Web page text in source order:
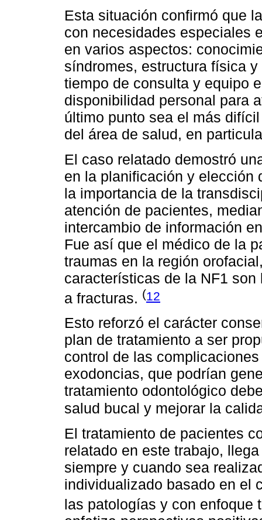
Esta situación confirmó que
con necesidades especiales
en varios aspectos:
síndromes, estructura física
tiempo de consulta y equipo
disponibilidad personal para
último punto sea el más
del área de salud, en
El caso relatado demostró
en la planificación y elección
la importancia de la
atención de pacientes,
intercambio de información
Fue así que el médico de la
traumas en la región
características de la NF1
a fracturas. (12
Esto reforzó el carácter
plan de tratamiento a ser
control de las
exodoncias, que podrían
tratamiento odontológico
salud bucal y mejorar la
El tratamiento de pacientes
relatado en este trabajo,
siempre y cuando sea
individualizado basado en el
las patologías y con enfoque